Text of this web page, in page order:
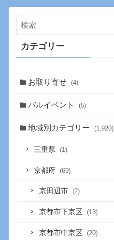
カテゴリー
お取り寄せ (4)
バルイベント (5)
地域別カテゴリー (1,920)
三重県 (1)
京都府 (69)
京田辺市 (2)
京都市下京区 (13)
京都市中京区 (20)